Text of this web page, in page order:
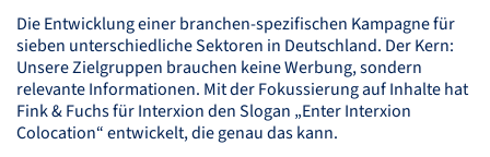
Die Entwicklung einer branchen-spezifischen Kampagne für
sieben unterschiedliche Sektoren in Deutschland. Der Kern:
Unsere Zielgruppen brauchen keine Werbung, sondern
relevante Informationen. Mit der Fokussierung auf Inhalte hat
Fink & Fuchs für Interxion den Slogan „Enter Interxion
Colocation“ entwickelt, die genau das kann.